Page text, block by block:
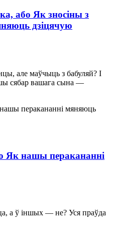
або Як зносіны з
дзіцячую
але маўчыць з бабуляй? І
сябар вашага сына —
Як нашы перакананні
а ў іншых — не? Уся праўда